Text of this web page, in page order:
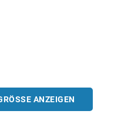
ANZEIGEN